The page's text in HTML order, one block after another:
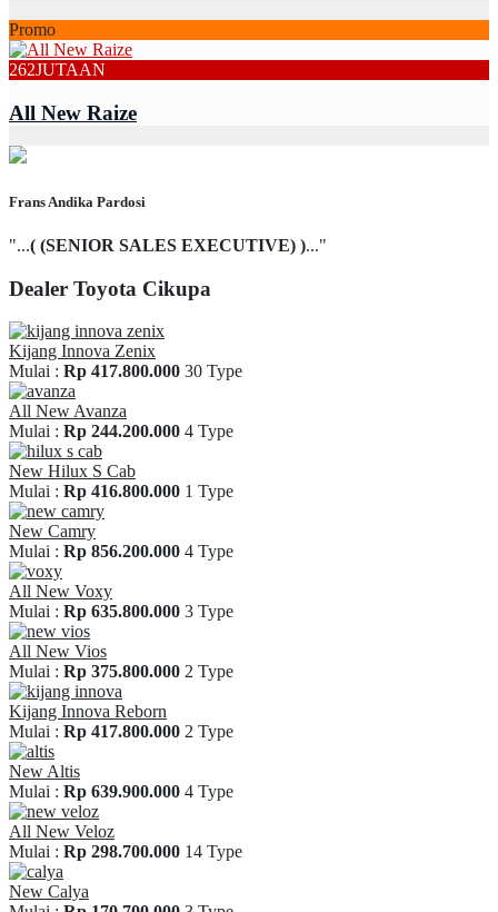
Promo
262JUTAAN
All New Raize
Frans Andika Pardosi
"...( (SENIOR SALES EXECUTIVE) )..."
Dealer Toyota Cikupa
Kijang Innova Zenix
Mulai : Rp 417.800.000 30 Type
All New Avanza
Mulai : Rp 244.200.000 4 Type
New Hilux S Cab
Mulai : Rp 416.800.000 1 Type
New Camry
Mulai : Rp 856.200.000 4 Type
All New Voxy
Mulai : Rp 635.800.000 3 Type
All New Vios
Mulai : Rp 375.800.000 2 Type
Kijang Innova Reborn
Mulai : Rp 417.800.000 2 Type
New Altis
Mulai : Rp 639.900.000 4 Type
All New Veloz
Mulai : Rp 298.700.000 14 Type
New Calya